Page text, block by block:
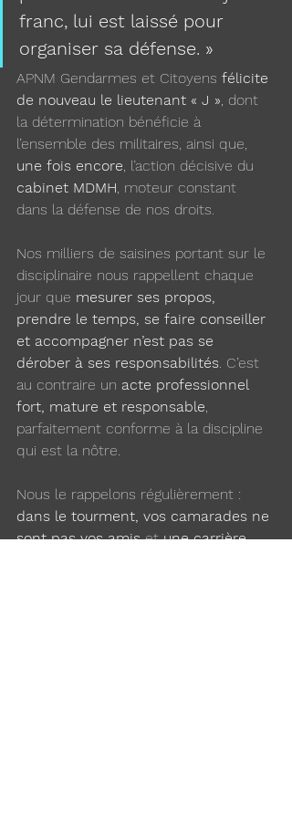
franc, lui est laissé pour
organiser sa défense. »
APNM Gendarmes et Citoyens félicite
de nouveau le lieutenant « J », dont
la détermination bénéficie à
l’ensemble des militaires, ainsi que,
une fois encore, l’action décisive du
cabinet MDMH, moteur constant
dans la défense de nos droits.
Nos milliers de saisines portant sur le
disciplinaire nous rappellent chaque
jour que mesurer ses propos,
prendre le temps, se faire conseiller
et accompagner n’est pas se
dérober à ses responsabilités. C’est
au contraire un acte professionnel
fort, mature et responsable,
parfaitement conforme à la discipline
qui est la nôtre.
Nous le rappelons régulièrement :
dans le tourment, vos camarades ne
sont pas vos amis et une carrière